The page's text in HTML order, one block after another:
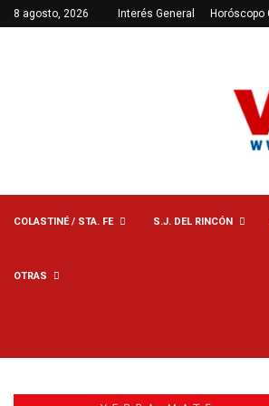
8 agosto, 2026 Interés General Horóscopo
COLASTINÉ / STA. FE S.J. DEL RINCÓN
OTRAS